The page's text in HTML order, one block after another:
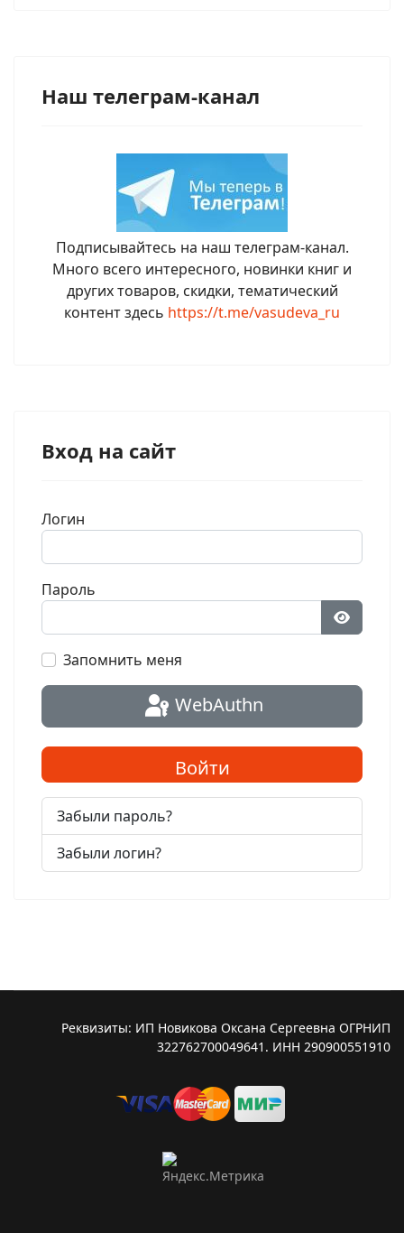
Наш телеграм-канал
Подписывайтесь на наш телеграм-канал.
Много всего интересного, новинки книг и
других товаров, скидки, тематический
контент здесь https://t.me/vasudeva_ru
Вход на сайт
Логин
Пароль
Запомнить меня
WebAuthn
Войти
Забыли пароль?
Забыли логин?
Реквизиты: ИП Новикова Оксана Сергеевна ОГРНИП
322762700049641. ИНН 290900551910